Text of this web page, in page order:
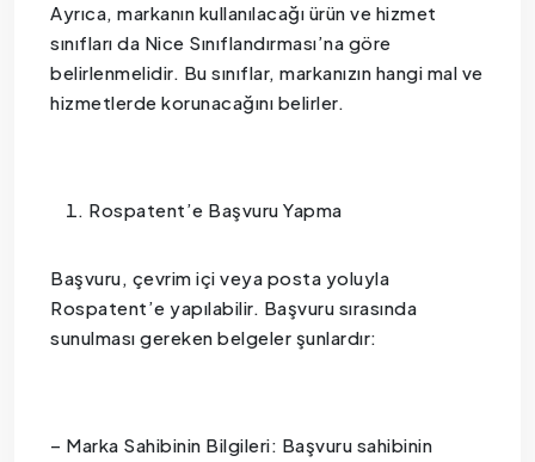
Ayrıca, markanın kullanılacağı ürün ve hizmet
sınıfları da Nice Sınıflandırması’na göre
belirlenmelidir. Bu sınıflar, markanızın hangi mal ve
hizmetlerde korunacağını belirler.
Rospatent’e Başvuru Yapma
Başvuru, çevrim içi veya posta yoluyla
Rospatent’e yapılabilir. Başvuru sırasında
sunulması gereken belgeler şunlardır:
– Marka Sahibinin Bilgileri: Başvuru sahibinin